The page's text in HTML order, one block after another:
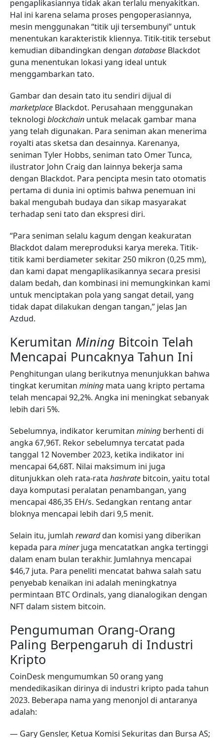
pengaplikasiannya tidak akan terlalu menyakitkan.
Hal ini karena selama proses pengoperasiannya,
mesin menggunakan “titik uji tersembunyi” untuk
menentukan karakteristik kliennya. Titik-titik tersebut
kemudian dibandingkan dengan database Blackdot
guna menentukan lokasi yang ideal untuk
menggambarkan tato.
Gambar dan desain tato itu sendiri dijual di
marketplace Blackdot. Perusahaan menggunakan
teknologi blockchain untuk melacak gambar mana
yang telah digunakan. Para seniman akan menerima
royalti atas sketsa dan desainnya. Karenanya,
seniman Tyler Hobbs, seniman tato Omer Tunca,
ilustrator John Craig dan lainnya bekerja sama
dengan Blackdot. Para pencipta mesin tato otomatis
pertama di dunia ini optimis bahwa penemuan ini
bakal mengubah budaya dan sikap masyarakat
terhadap seni tato dan ekspresi diri.
“Para seniman selalu kagum dengan keakuratan
Blackdot dalam mereproduksi karya mereka. Titik-
titik kami berdiameter sekitar 250 mikron (0,25 mm),
dan kami dapat mengaplikasikannya secara presisi
dalam bedah, dan kombinasi ini memungkinkan kami
untuk menciptakan pola yang sangat detail, yang
tidak dapat dilakukan dengan tangan,” jelas Jan
Azdud.
Kerumitan Mining Bitcoin Telah
Mencapai Puncaknya Tahun Ini
Penghitungan ulang berikutnya menunjukkan bahwa
tingkat kerumitan mining mata uang kripto pertama
telah mencapai 92,2%. Angka ini meningkat sebanyak
lebih dari 5%.
Sebelumnya, indikator kerumitan mining berhenti di
angka 67,96T. Rekor sebelumnya tercatat pada
tanggal 12 November 2023, ketika indikator ini
mencapai 64,68T. Nilai maksimum ini juga
ditunjukkan oleh rata-rata hashrate bitcoin, yaitu total
daya komputasi peralatan penambangan, yang
mencapai 486,35 EH/s. Sedangkan rentang antar
bloknya mencapai lebih dari 9,5 menit.
Selain itu, jumlah rewarddan komisi yang diberikan
kepada para minerjuga mencatatkan angka tertinggi
dalam enam bulan terakhir. Jumlahnya mencapai
$46,7 juta. Para peneliti mencatat bahwa salah satu
penyebab kenaikan ini adalah meningkatnya
permintaan BTC Ordinals, yang dianalogikan dengan
NFT dalam sistem bitcoin.
Pengumuman Orang-Orang
Paling Berpengaruh di Industri
Kripto
CoinDesk mengumumkan 50 orang yang
mendedikasikan dirinya di industri kripto pada tahun
2023. Beberapa nama yang menonjol di antaranya
adalah:
— Gary Gensler, Ketua Komisi Sekuritas dan Bursa AS;